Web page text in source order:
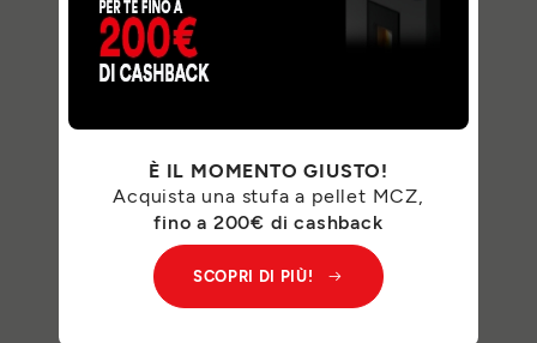
È IL MOMENTO GIUSTO!
Acquista una stufa a pellet MCZ,
fino a 200€ di cashback
SCOPRI DI PIÙ!